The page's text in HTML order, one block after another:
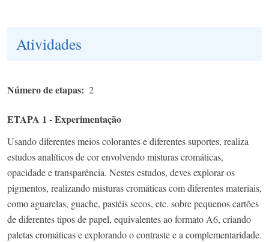
Atividades
Número de etapas 2
ETAPA 1 - Experimentação
Usando diferentes meios colorantes e diferentes suportes, realiza
estudos analíticos de cor envolvendo misturas cromáticas,
opacidade e transparência. Nestes estudos, deves explorar os
pigmentos, realizando misturas cromáticas com diferentes materiais,
como aguarelas, guache, pastéis secos, etc. sobre pequenos cartões
de diferentes tipos de papel, equivalentes ao formato A6, criando
paletas cromáticas e explorando o contraste e a complementaridade.